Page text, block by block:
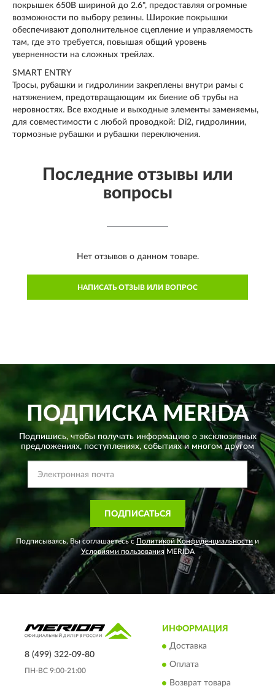
покрышек 650B шириной до 2.6", предоставляя огромные
возможности по выбору резины. Широкие покрышки
обеспечивают дополнительное сцепление и управляемость
там, где это требуется, повышая общий уровень
уверненности на сложных трейлах.
SMART ENTRY
Тросы, рубашки и гидролинии закреплены внутри рамы с
натяжением, предотвращающим их биение об трубы на
неровностях. Все входные и выходные элементы заменяемы,
для совместимости с любой проводкой: Di2, гидролинии,
тормозные рубашки и рубашки переключения.
Последние отзывы или
вопросы
Нет отзывов о данном товаре.
НАПИСАТЬ ОТЗЫВ ИЛИ ВОПРОС
ПОДПИСКА MERIDA
Подпишись, чтобы получать информацию о эксклюзивных
предложениях,поступлениях, событиях и многом другом
ПОДПИСАТЬСЯ
Подписываясь, Вы соглашаетесь с Политикой Конфиденциальности и
Условиями пользованияMERIDA
8 (499) 322-09-80
ПН-ВС 9:00-21:00
ИНФОРМАЦИЯ
Доставка
Оплата
Возврат товара